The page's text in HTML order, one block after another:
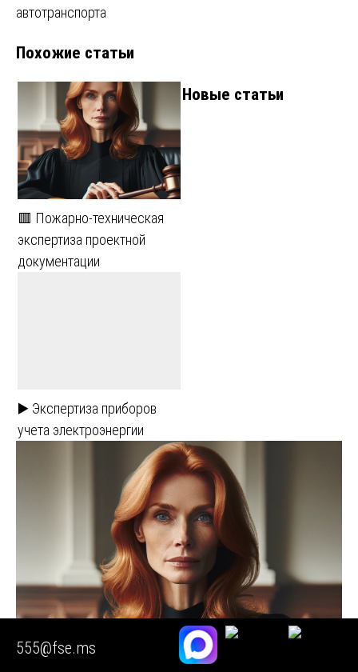
записям
автотранспорта
Похожие статьи
🟥 Пожарно-техническая
экспертиза проектной
документации
▶️ Экспертиза приборов
учета электроэнергии
Новые статьи
555@fse.ms